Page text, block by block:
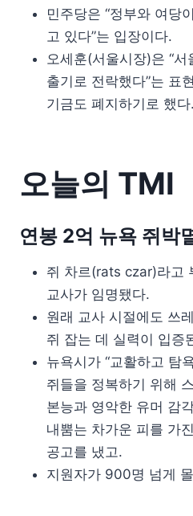
민주당은 “정부와 여당
고 있다”는 입장이다.
오세훈(서울시장)은 “
출기로 전락했다”는 표
기금도 폐지하기로 했다.
오늘의 TMI
연봉 2억 뉴욕 쥐박
쥐 차르(rats czar)라고
교사가 임명됐다.
원래 교사 시절에도 쓰
쥐 잡는 데 실력이 입증
뉴욕시가 “교활하고 탐
쥐들을 정복하기 위해
본능과 영악한 유머 감
내뿜는 차가운 피를 가
공고를 냈고.
지원자가 900명 넘게